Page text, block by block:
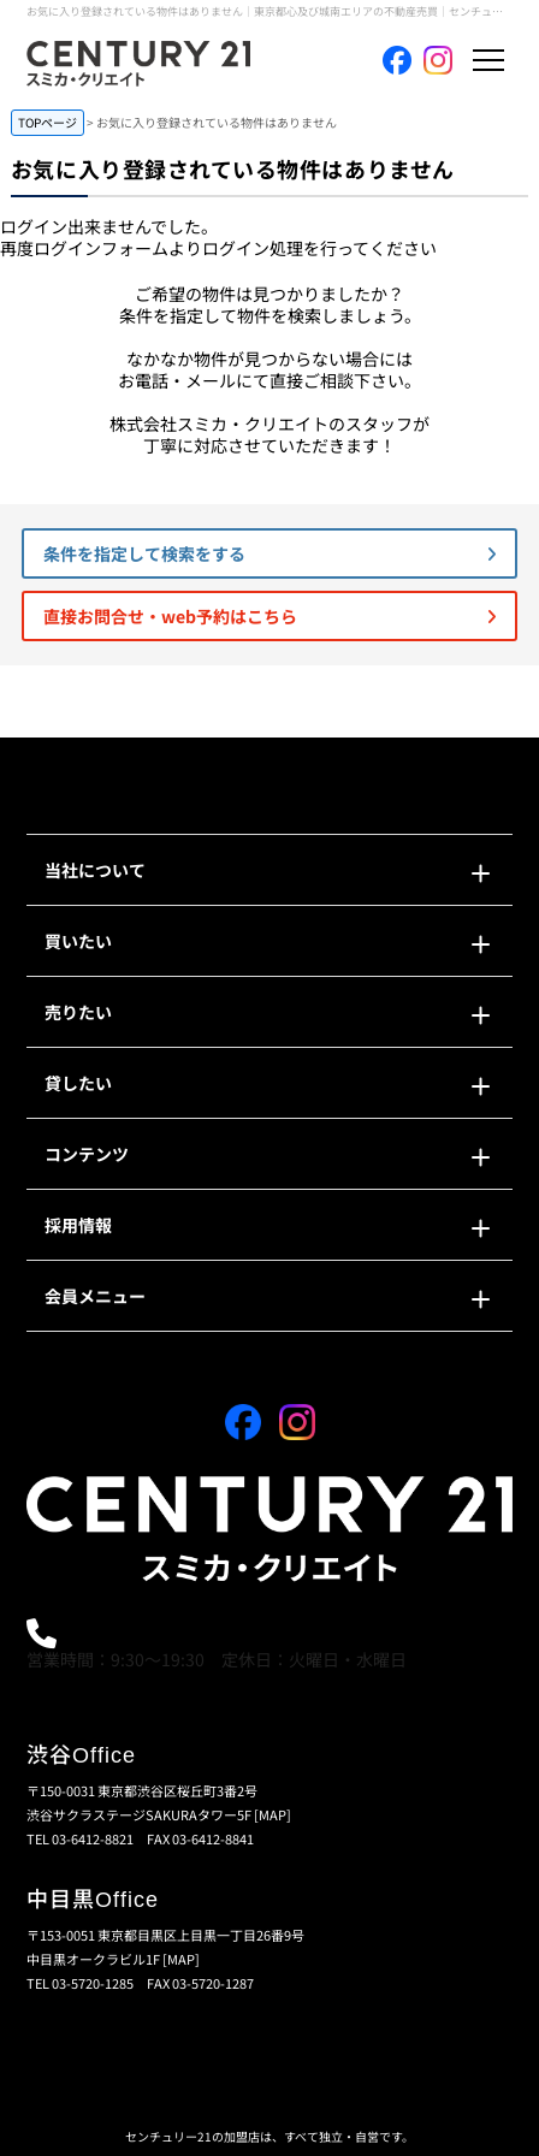
お気に入り登録されている物件はありません｜東京都心及び城南エリアの不動産売買｜センチュリー21スミカ・クリエイト
ホーム
当社について
買いたい
売りたい
コンテンツ
採用情報
個人情報保護の取扱い
TOPページ > お気に入り登録されている物件はありません
お気に入り登録されている物件はありません
ログイン出来ませんでした。
再度ログインフォームよりログイン処理を行ってください
ご希望の物件は見つかりましたか？
条件を指定して物件を検索しましょう。
なかなか物件が見つからない場合には
お電話・メールにて直接ご相談下さい。
株式会社スミカ・クリエイトのスタッフが
丁寧に対応させていただきます！
条件を指定して検索をする
直接お問合せ・web予約はこちら
当社について
買いたい
売りたい
貸したい
コンテンツ
採用情報
会員メニュー
営業時間：9:30～19:30 定休日：火曜日・水曜日
渋谷Office
〒150-0031 東京都渋谷区桜丘町3番2号
渋谷サクラステージSAKURAタワー5F[MAP]
TEL 03-6412-8821 FAX 03-6412-8841
中目黒Office
〒153-0051 東京都目黒区上目黒一丁目26番9号
中目黒オークラビル1F[MAP]
TEL 03-5720-1285 FAX 03-5720-1287
センチュリー21の加盟店は、すべて独立・自営です。